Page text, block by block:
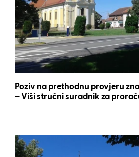
Poziv na prethodnu provjeru
– Viši stručni suradnik za